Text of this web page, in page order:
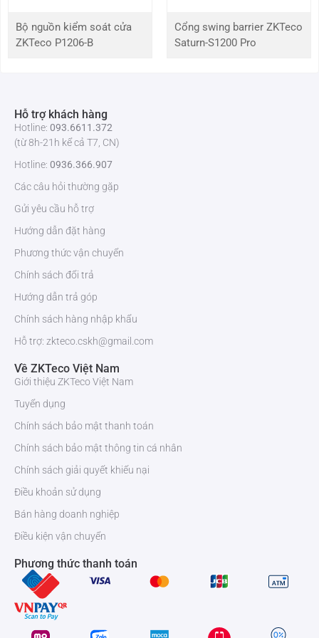
(báo cháy, mất điện) có kèm báo động.
Ngăn chặn xâm nhập trái phép: Cánh tay chịu lực tới 80kg
Nếu có nhu cầu muacổng xoay TS3011
soát an ninh khác, hãy liên hệ ngay tới
Hotline 093.6611.372 để được báo giá nhanh chóng.
Bộ nguồn kiểm soát cửa
ZKTeco P1206-B
Cổng swing barrier ZKTeco
Saturn-S1200 Pro
Hỗ trợ khách hàng
Hotline: 093.6611.372
(từ 8h-21h kể cả T7, CN)
Hotline: 0936.366.907
Các câu hỏi thường gặp
Gửi yêu cầu hỗ trợ
Hướng dẫn đặt hàng
Phương thức vận chuyển
Chính sách đổi trả
Hướng dẫn trả góp
Chính sách hàng nhập khẩu
Hỗ trợ: zkteco.cskh@gmail.com
Về ZKTeco Việt Nam
Giới thiệu ZKTeco Việt Nam
Tuyển dụng
Chính sách bảo mật thanh toán
Chính sách bảo mật thông tin cá nhân
Chính sách giải quyết khiếu nại
Điều khoản sử dụng
Bán hàng doanh nghiệp
Điều kiện vận chuyển
Phương thức thanh toán